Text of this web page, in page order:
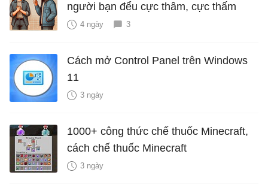
người bạn đểu cực thâm, cực thấm
4 ngày 3
Cách mở Control Panel trên Windows
11
3 ngày
1000+ công thức chế thuốc Minecraft,
cách chế thuốc Minecraft
3 ngày